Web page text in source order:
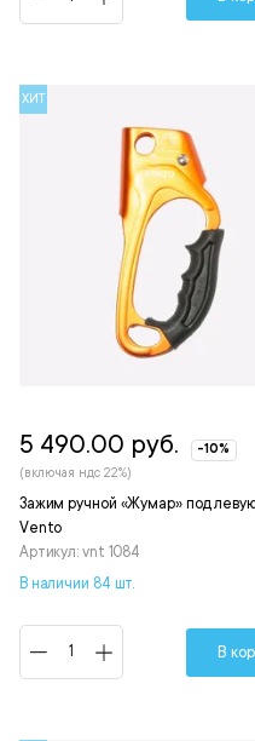
ХИТ
Зажим ручной «Жумар» под
Vento
Артикул: vnt 1084
5 490.00 руб.
-10%
(включая ндс 22%)
В наличии 84 шт.
В